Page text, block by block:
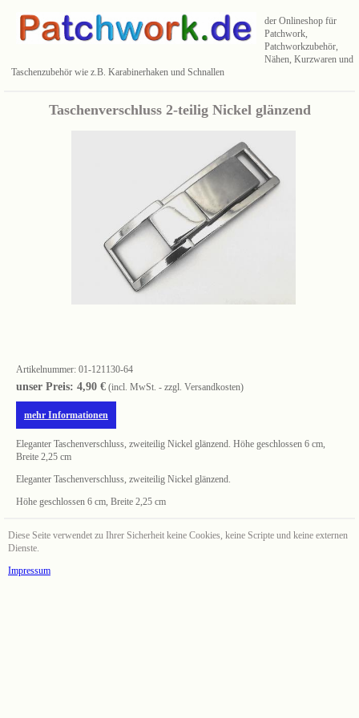
der Onlineshop für
Patchwork,
Patchworkzubehör,
Nähen, Kurzwaren und
Taschenzubehör wie z.B. Karabinerhaken und Schnallen
Taschenverschluss 2-teilig Nickel glänzend
Artikelnummer: 01-121130-64
unser Preis: 4,90 € (incl. MwSt. - zzgl. Versandkosten)
mehr Informationen
Eleganter Taschenverschluss, zweiteilig Nickel glänzend. Höhe geschlossen 6 cm,
Breite 2,25 cm
Eleganter Taschenverschluss, zweiteilig Nickel glänzend.
Höhe geschlossen 6 cm, Breite 2,25 cm
Diese Seite verwendet zu Ihrer Sicherheit keine Cookies, keine Scripte und keine externen
Dienste.
Impressum